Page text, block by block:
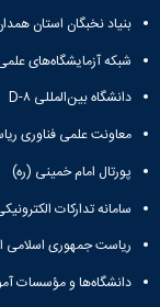
بنیاد نخبگان استان
شبکه آزمایشگاه‌های
دانشگاه بین‌المللی D-۸
معاونت علمی فناوری
پورتال امام خمینی (ره)
سامانه تدارکات
ریاست جمهوری اسلامی
دانشگاه‌ها و مؤسسات